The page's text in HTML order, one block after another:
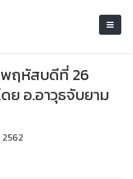
พฤหัสบดีที่ 26
ย อ.อาวุธจับยาม